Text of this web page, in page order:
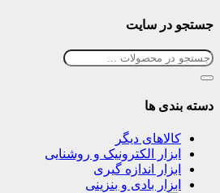
جستجو در سایت
دسته بندی ها
کالاهای دیگر
ابزار الکترونیک و روشنایی
ابزار اندازه گیری
ابزار بادی و بنزینی